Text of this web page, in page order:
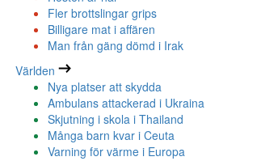
Fler brottslingar grips
Billigare mat i affären
Man från gäng dömd i Irak
Världen
Nya platser att skydda
Ambulans attackerad i Ukraina
Skjutning i skola i Thailand
Många barn kvar i Ceuta
Varning för värme i Europa